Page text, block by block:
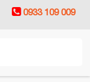
0933 109 009